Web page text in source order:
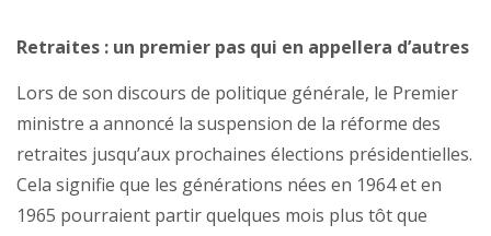
Retraites : un premier pas qui en appellera d’autres
Lors de son discours de politique générale, le Premier
ministre a annoncé la suspension de la réforme des
retraites jusqu’aux prochaines élections présidentielles.
Cela signifie que les générations nées en 1964 et en
1965 pourraient partir quelques mois plus tôt que